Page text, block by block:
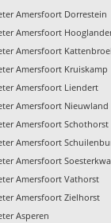
Amersfoort Dorrestein
Amersfoort
Amersfoort
Amersfoort Kruiskamp
Amersfoort Liendert
Amersfoort Nieuwland
Amersfoort Schothorst
Amersfoort
Amersfoort
Amersfoort Vathorst
Amersfoort Zielhorst
Asperen